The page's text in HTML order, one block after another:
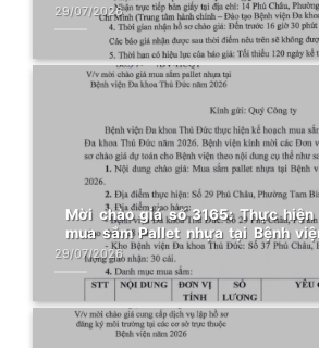
29/07/2026
Mời chào giá số 3165: Thực hiện
mua sắm Pallet nhựa tại Bệnh
29/07/2026